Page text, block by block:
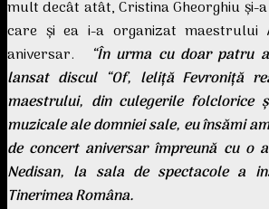
mult decât atât, Cristina Gheorghiu şi-
care şi ea i-a organizat maestrului
aniversar.
“În urma cu doar patru
lansat discul “Of, leliţă Fevroniţă
maestrului, din culegerile folclorice
muzicale ale domniei sale, eu însămi
de concert aniversar împreună cu o
Nedisan, la sala de spectacole a
Tinerimea Româna.